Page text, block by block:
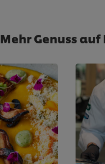
Mehr Genuss